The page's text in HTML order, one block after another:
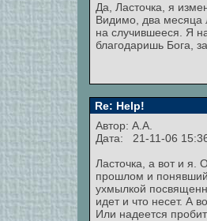
Да, Ласточка, я
Видимо, два месяца
на случившееся. Я
благодаришь Бога,
Re: Help!
Автор: А.А.
Дата: 21-11-06
Ласточка, а вот и
прошлом и
ухмылкой
идет и что несет. А
Или надеется